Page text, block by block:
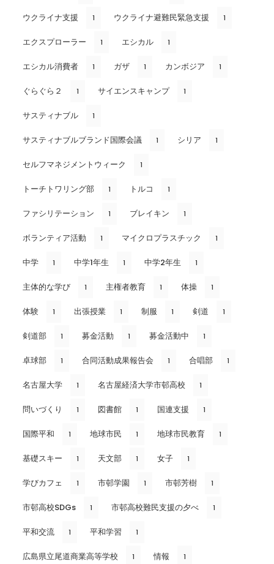
ウクライナ支援 1 ウクライナ避難民緊急支援 1
エクスプローラー 1 エシカル 1
エシカル消費者 1 ガザ 1 カンボジア 1
ぐらぐら２ 1 サイエンスキャンプ 1
サスティナブル 1
サスティナブルブランド国際会議 1 シリア 1
セルフマネジメントウィーク 1
トーチトワリング部 1 トルコ 1
ファシリテーション 1 ブレイキン 1
ボランティア活動 1 マイクロプラスチック 1
中学 1 中学1年生 1 中学2年生 1
主体的な学び 1 主権者教育 1 体操 1
体験 1 出張授業 1 制服 1 剣道 1
剣道部 1 募金活動 1 募金活動中 1
卓球部 1 合同活動成果報告会 1 合唱部 1
名古屋大学 1 名古屋経済大学市邨高校 1
問いづくり 1 図書館 1 国連支援 1
国際平和 1 地球市民 1 地球市民教育 1
基礎スキー 1 天文部 1 女子 1
学びカフェ 1 市邨学園 1 市邨芳樹 1
市邨高校SDGs 1 市邨高校難民支援の夕べ 1
平和交流 1 平和学習 1
広島県立尾道商業高等学校 1 情報 1